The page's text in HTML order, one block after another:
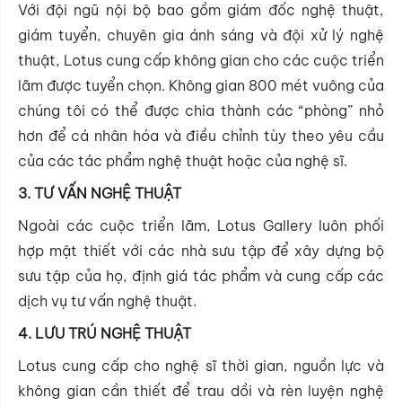
Với đội ngũ nội bộ bao gồm giám đốc nghệ thuật,
giám tuyển, chuyên gia ánh sáng và đội xử lý nghệ
thuật, Lotus cung cấp không gian cho các cuộc triển
lãm được tuyển chọn. Không gian 800 mét vuông của
chúng tôi có thể được chia thành các “phòng” nhỏ
hơn để cá nhân hóa và điều chỉnh tùy theo yêu cầu
của các tác phẩm nghệ thuật hoặc của nghệ sĩ.
3. TƯ VẤN NGHỆ THUẬT
Ngoài các cuộc triển lãm, Lotus Gallery luôn phối
hợp mật thiết với các nhà sưu tập để xây dựng bộ
sưu tập của họ, định giá tác phẩm và cung cấp các
dịch vụ tư vấn nghệ thuật.
4. LƯU TRÚ NGHỆ THUẬT
Lotus cung cấp cho nghệ sĩ thời gian, nguồn lực và
không gian cần thiết để trau dồi và rèn luyện nghệ